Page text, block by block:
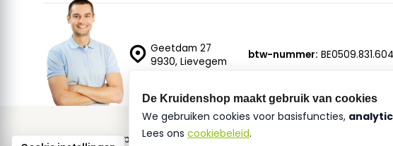
Geetdam 27
9930, Lievegem
btw-nummer: BE0509.831.604
© De Kruidenshop Sitemap
De Kruidenshop maakt gebruik van cookies
We gebruiken cookies voor basisfuncties,
Lees ons cookiebeleid.